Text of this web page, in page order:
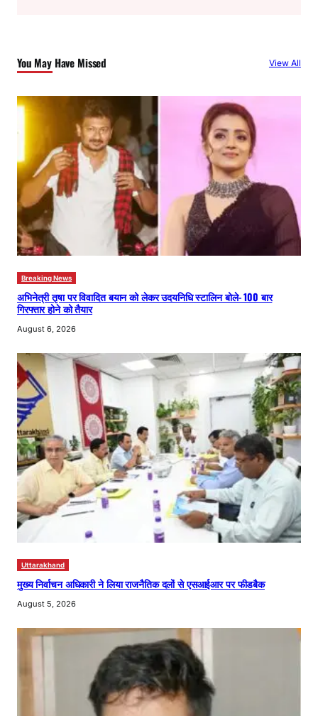
h
You May Have Missed View All
Breaking News
अभिनेत्री तृषा पर विवादित बयान को लेकर उदयनिधि स्टालिन बोले- 100 बार
गिरफ्तार होने को तैयार
August 6, 2026
Uttarakhand
मुख्य निर्वाचन अधिकारी ने लिया राजनैतिक दलों से एसआईआर पर फीडबैक
August 5, 2026